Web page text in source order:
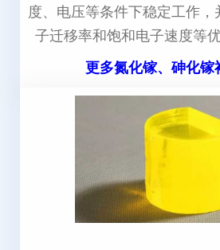
度、电压等条件下稳定工作
子迁移率和饱和电子速度等
更多氮化镓、砷化镓